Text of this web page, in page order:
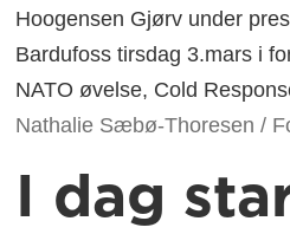
Hoogensen Gjørv under
Bardufoss tirsdag 3.mars i
NATO øvelse, Cold
Nathalie Sæbø-Thoresen /
I dag